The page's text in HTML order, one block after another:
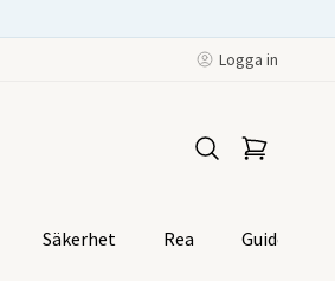
Logga in
Säkerhet Rea Guider